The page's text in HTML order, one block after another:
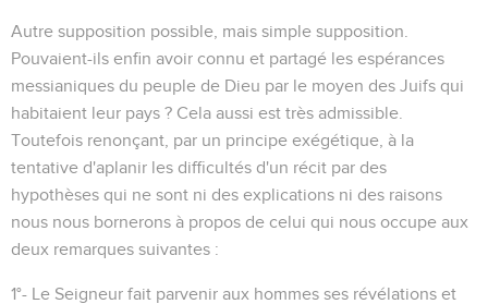
Autre supposition possible, mais simple supposition.
Pouvaient-ils enfin avoir connu et partagé les espérances
messianiques du peuple de Dieu par le moyen des Juifs qui
habitaient leur pays ? Cela aussi est très admissible.
Toutefois renonçant, par un principe exégétique, à la
tentative d'aplanir les difficultés d'un récit par des
hypothèses qui ne sont ni des explications ni des raisons
nous nous bornerons à propos de celui qui nous occupe aux
deux remarques suivantes :
1°- Le Seigneur fait parvenir aux hommes ses révélations et